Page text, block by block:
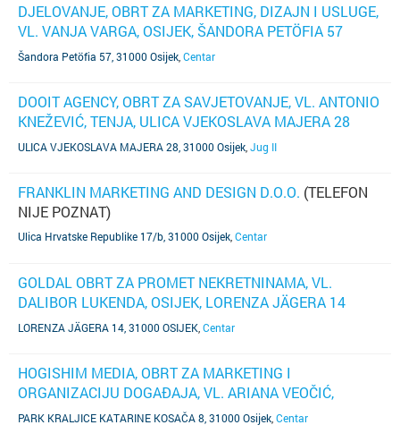
DJELOVANJE, OBRT ZA MARKETING, DIZAJN I USLUGE,
VL. VANJA VARGA, OSIJEK, ŠANDORA PETÖFIA 57
(TELEFON NIJE POZNAT)
Šandora Petöfia 57, 31000 Osijek Centar
DOOIT AGENCY, OBRT ZA SAVJETOVANJE, VL. ANTONIO
KNEŽEVIĆ, TENJA, ULICA VJEKOSLAVA MAJERA 28
(TELEFON NIJE POZNAT)
ULICA VJEKOSLAVA MAJERA 28, 31000 Osijek Jug II
FRANKLIN MARKETING AND DESIGN D.O.O. (TELEFON
NIJE POZNAT)
Ulica Hrvatske Republike 17/b, 31000 Osijek Centar
GOLDAL OBRT ZA PROMET NEKRETNINAMA, VL.
DALIBOR LUKENDA, OSIJEK, LORENZA JÄGERA 14
(TELEFON NIJE POZNAT)
LORENZA JÄGERA 14, 31000 OSIJEK Centar
HOGISHIM MEDIA, OBRT ZA MARKETING I
ORGANIZACIJU DOGAĐAJA, VL. ARIANA VEOČIĆ,
OSIJEK, PARK KRALJICE KATARINE KOSAČA 8
PARK KRALJICE KATARINE KOSAČA 8, 31000 Osijek Centar